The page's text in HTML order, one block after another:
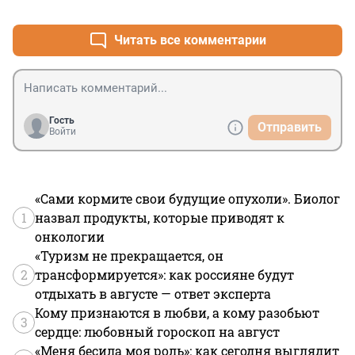
Читать все комментарии
Гость
Войти
Отправить
1
«Сами кормите свои будущие опухоли». Биолог
назвал продукты, которые приводят к
онкологии
2
«Туризм не прекращается, он
трансформируется»: как россияне будут
отдыхать в августе — ответ эксперта
3
Кому признаются в любви, а кому разобьют
сердце: любовный гороскоп на август
«Меня бесила моя роль»: как сегодня выглядит